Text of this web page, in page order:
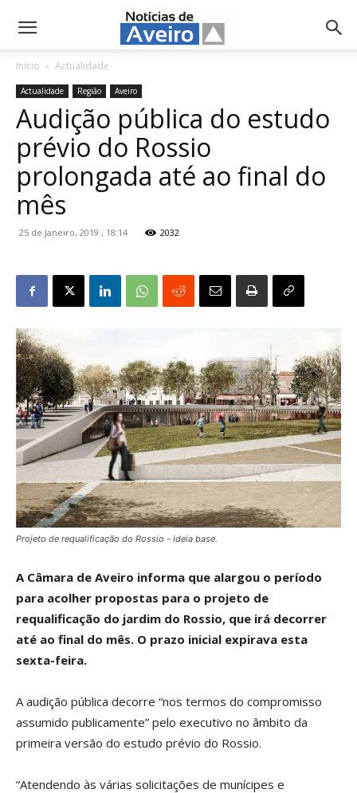
NotíciasdeAveiro.pt
Início Actualidade
Actualidade Região Aveiro
Audição pública do estudo
prévio do Rossio
prolongada até ao final do
mês
25 de Janeiro, 2019 , 18:14 2032
Projeto de requalificação do Rossio - ideia base.
A Câmara de Aveiro informa que alargou o período
para acolher propostas para o projeto de
requalificação do jardim do Rossio, que irá decorrer
até ao final do mês. O prazo inicial expirava esta
sexta-feira.
A audição pública decorre “nos termos do compromisso
assumido publicamente” pelo executivo no âmbito da
primeira versão do estudo prévio do Rossio.
“Atendendo às várias solicitações de munícipes e